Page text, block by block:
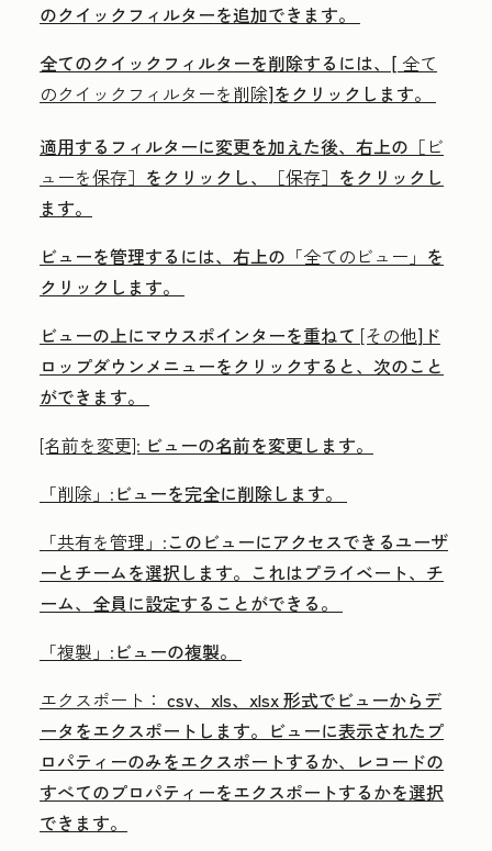
のクイックフィルターを追加できます。
全てのクイックフィルターを削除するには、[ 全て
のクイックフィルターを削除]をクリックします。
適用するフィルターに変更を加えた後、右上の ［ビ
ューを保存］ をクリックし、 ［保存］ をクリックし
ます。
ビューを管理するには、右上の 「全てのビュー」 を
クリックします。
ビューの上にマウスポインターを重ねて [その他]ド
ロップダウンメニューをクリックすると、次のこと
ができます。
[名前を変更]: ビューの名前を変更します。
「削除」:ビューを完全に削除します。
「共有を管理」:このビューにアクセスできるユーザ
ーとチームを選択します。これはプライベート、 チ
ーム、 全員に設定することができる。
「複製」:ビューの複製。
エクスポート： csv、xls、xlsx 形式でビューからデ
ータをエクスポートします。ビューに表示されたプ
ロパティーのみをエクスポートするか、レコードの
すべてのプロパティーをエクスポートするかを選択
できます。